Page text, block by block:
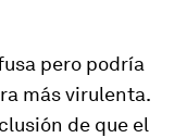
pero podría
más virulenta.
de que el